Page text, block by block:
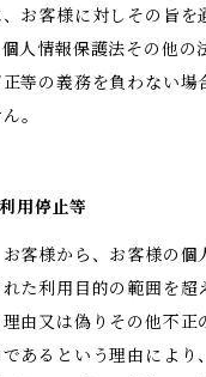
お客様に対しその旨を
人情報保護法その他の
等の義務を負わない場
。
用停止等
客様から、お客様の個
た利用目的の範囲を超
由又は偽りその他不正
あるという理由により